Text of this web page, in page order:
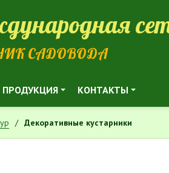
САДОВОДА
ПРОДУКЦИЯ КОНТАКТЫ
Декоративные кустарники